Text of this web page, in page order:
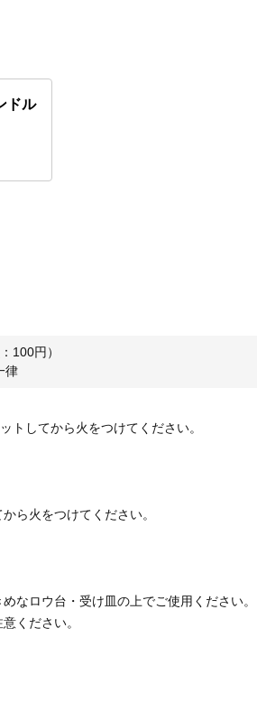
ドル
： 100円）
律
なロウ台・受け皿の上でご使用ください。